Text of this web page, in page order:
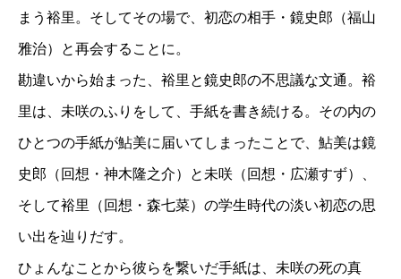
まう裕里。そしてその場で、初恋の相手・鏡史郎（福山
雅治）と再会することに。
勘違いから始まった、裕里と鏡史郎の不思議な文通。裕
里は、未咲のふりをして、手紙を書き続ける。その内の
ひとつの手紙が鮎美に届いてしまったことで、鮎美は鏡
史郎（回想・神木隆之介）と未咲（回想・広瀬すず）、
そして裕里（回想・森七菜）の学生時代の淡い初恋の思
い出を辿りだす。
ひょんなことから彼らを繋いだ手紙は、未咲の死の真